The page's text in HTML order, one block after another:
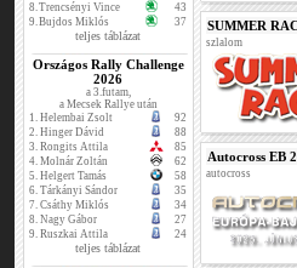
8.Trencsényi Vince
43
9.Bujdos Miklós 37
teljes táblázat
Országos Rally Challenge
2026
a 3.futam,
a Mecsek Rallye után
1. Helembai Zsolt
92
2. Hinger Dávid
88
3. Rongits Attila
85
4. Molnár Zoltán
62
5. Helgert Tamás
58
6. Tárkányi Sándor
35
7. Csáthy Miklós
34
8. Nagy Gábor
27
9. Ruszkai Attila 24
teljes táblázat
SUMMER
szlalom
Autocross EB
autocross